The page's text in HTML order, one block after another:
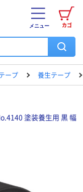
カゴ
メニュー
ープ 養生テープ
塗装養生用 黒 幅